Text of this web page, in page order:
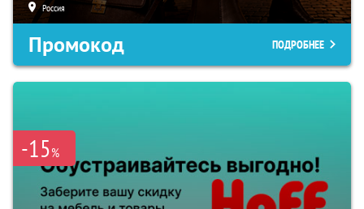
Россия
Промокод ПОДРОБНЕЕ
-15%